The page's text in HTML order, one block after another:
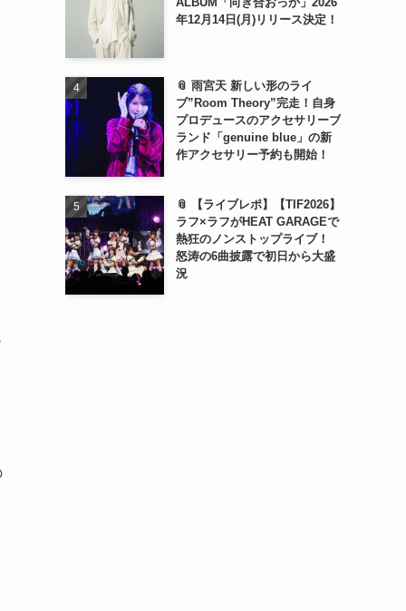
年12月14日(月)リリース決定！
📎 雨宮天 新しい形のライ
ブ”Room Theory”完走！自身
プロデュースのアクセサリーブ
ランド「genuine blue」の新
作アクセサリー予約も開始！
📎 【ライブレポ】【TIF2026】
ラフ×ラフがHEAT GARAGEで
熱狂のノンストップライブ！
怒涛の6曲披露で初日から大盛
況